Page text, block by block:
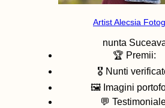
Artist Alecsia
nunta
🏆 Premii:
🎖️ Nunti
🖼️ Imagini
💬